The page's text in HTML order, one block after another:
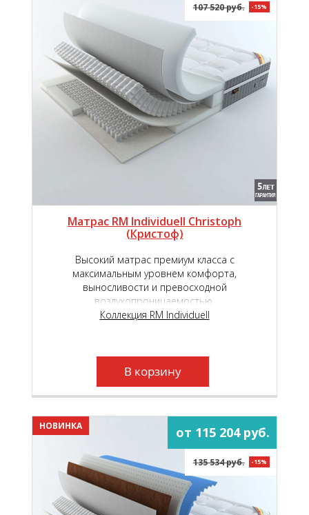
107 520 руб. -15%
Матрас RM Individuell Christoph
(Кристоф)
Высокий матрас премиум класса с
максимальным уровнем комфорта,
выносливости и превосходной
воздухопроницаемостью.
Коллекция RM Individuell
В корзину
НОВИНКА от 115 204 руб.
135 534 руб. -15%